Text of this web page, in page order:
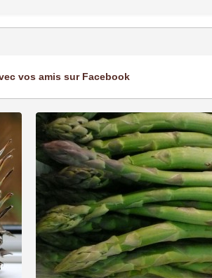
vos amis sur Facebook